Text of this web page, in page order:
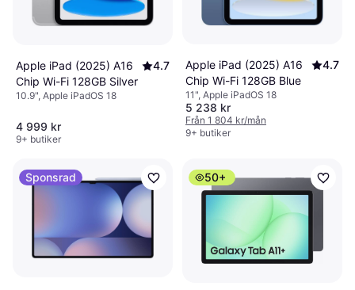
Apple iPad (2025) A16
Chip Wi-Fi 128GB Silver
4.7
10.9", Apple iPadOS 18
4 999 kr
9+ butiker
Apple iPad (2025) A16
Chip Wi-Fi 128GB Blue
4.7
11", Apple iPadOS 18
5 238 kr
Från 1 804 kr/mån
9+ butiker
Sponsrad 50+